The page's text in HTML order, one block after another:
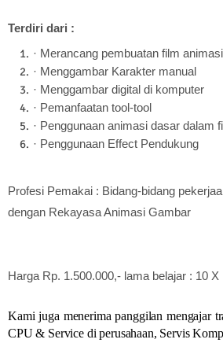
Terdiri dari :
· Merancang pembuatan film animasi
· Menggambar Karakter manual
· Menggambar digital di komputer
· Pemanfaatan tool-tool
· Penggunaan animasi dasar dalam
· Penggunaan Effect Pendukung
Profesi Pemakai : Bidang-bidang
dengan Rekayasa Animasi Gambar
Harga Rp. 1.500.000,- lama belajar : 10
Kami juga menerima panggilan mengajar
CPU & Service di perusahaan, Servis